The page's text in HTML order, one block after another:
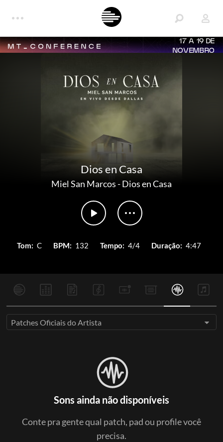
17 A 19 DE
NOVEMBRO
Dios en Casa
Miel San Marcos-Dios en Casa
Tom: C BPM: 132 Tempo: 4/4 Duração: 4:47
Patches Oficiais do Artista
Sons ainda não disponíveis
Conte pra gente qual patch, pad ou profile você
precisa.